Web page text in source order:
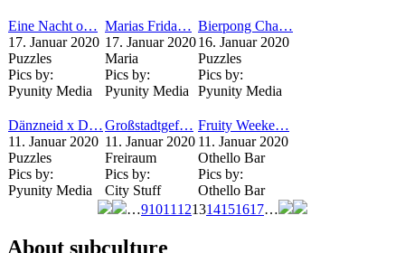
Eine Nacht o…
17. Januar 2020
Puzzles
Pics by:
Pyunity Media
Marias Frida…
17. Januar 2020
Maria
Pics by:
Pyunity Media
Bierpong Cha…
16. Januar 2020
Puzzles
Pics by:
Pyunity Media
Dänzneid x D…
11. Januar 2020
Puzzles
Pics by:
Pyunity Media
Großstadtgef…
11. Januar 2020
Freiraum
Pics by:
City Stuff
Fruity Weeke…
11. Januar 2020
Othello Bar
Pics by:
Othello Bar
…91011 121314151617…
About subculture